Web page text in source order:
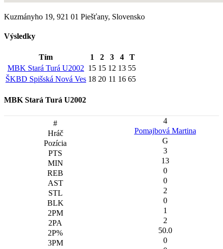
Kuzmányho 19, 921 01 Piešťany, Slovensko
Výsledky
Tím 1 2 3 4
T
MBK Stará Turá U2002 15 15 12 13 55
ŠKBD Spišská Nová Ves 18 20 11 16 65
MBK Stará Turá U2002
4
Pomajbová Martina
G
3
13
0
0
2
0
1
2
50.0
0